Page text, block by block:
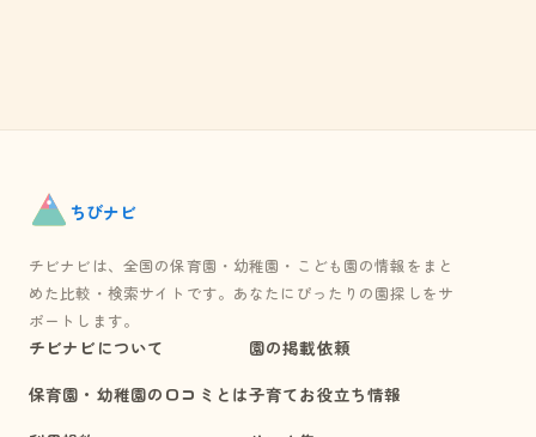
ちびナビ
チビナビは、全国の保育園・幼稚園・こども園の情報をまと
めた比較・検索サイトです。あなたにぴったりの園探しをサ
ポートします。
チビナビについて
保育園・幼稚園の口コミとは
園の掲載依頼
子育てお役立ち情報